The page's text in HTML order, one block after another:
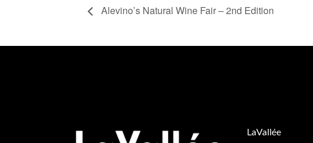
Alevino’s Natural Wine Fair – 2nd Edition
LaVallée